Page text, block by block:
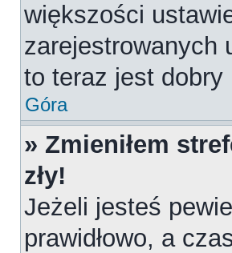
większości
zarejestrowanych
to teraz jest
Góra
» Zmieniłem
zły!
Jeżeli jesteś
prawidłowo, a